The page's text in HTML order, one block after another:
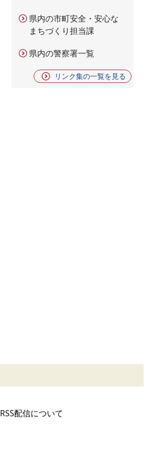
県内の市町安全・安心な
まちづくり担当課
県内の警察署一覧
リンク集の一覧を見る
RSS配信について